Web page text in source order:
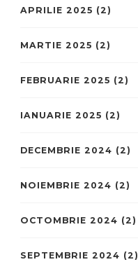
APRILIE 2025 (2)
MARTIE 2025 (2)
FEBRUARIE 2025 (2)
IANUARIE 2025 (2)
DECEMBRIE 2024 (2)
NOIEMBRIE 2024 (2)
OCTOMBRIE 2024 (2)
SEPTEMBRIE 2024 (2)